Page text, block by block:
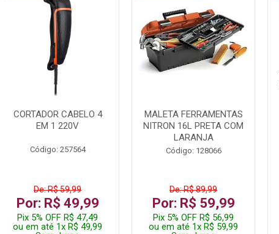
CORTADOR CABELO 4
EM 1 220V
Código: 257564
De: R$ 59,99
Por: R$ 49,99
Pix 5% OFF R$ 47,49
ou em até 1x R$ 49,99
MALETA FERRAMENTAS
NITRON 16L PRETA COM
LARANJA
Código: 128066
De: R$ 89,99
Por: R$ 59,99
Pix 5% OFF R$ 56,99
ou em até 1x R$ 59,99